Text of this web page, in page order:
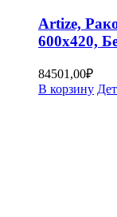
Artize,
600х420,
84501,00₽
В корзину